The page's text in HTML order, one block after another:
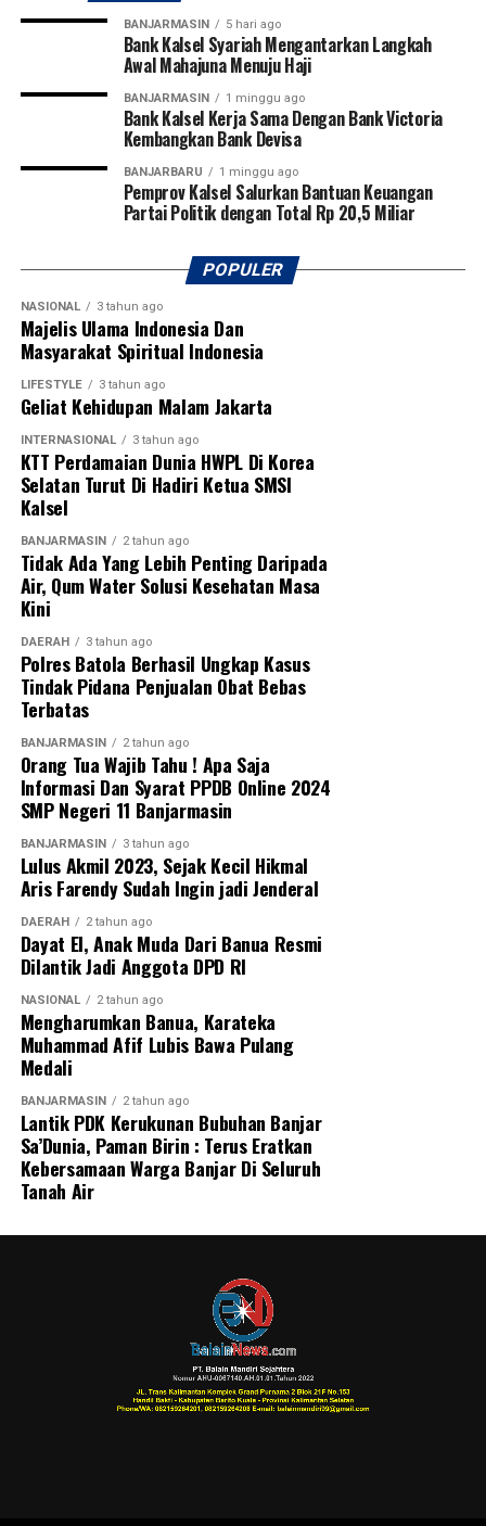
Pangdam juga berharap dari kompetisi perdana tersebut
akan lahir pemain-pemain potensial yang mampu
membawa nama harum Kalimantan Selatan dan
Kalimantan Tengah di tingkat nasional bahkan
internasional.
Pembukaan turnamen semakin meriah dengan laga
perdana yang mempertemukan tim Kabupaten Tapin
melawan Kabupaten Hulu Sungai Utara (HSU). Kegiatan
Kalimantan Selatan, KONI Kalimantan Selatan, serta
berbagai organisasi olahraga lainnya sebagai bentuk
komitmen bersama dalam memajukan sepak bola dan
melahirkan generasi atlet berprestasi di Banua.
[adv/adpim]
Post Views: 19
Sebarkan
Messenger 0 Twitter
BANJARMASIN 5 hari ago
Bank Kalsel Syariah Mengantarkan Langkah
Awal Mahajuna Menuju Haji
BANJARMASIN 1 minggu ago
Bank Kalsel Kerja Sama Dengan Bank Victoria
Kembangkan Bank Devisa
BANJARBARU 1 minggu ago
Pemprov Kalsel Salurkan Bantuan Keuangan
Partai Politik dengan Total Rp 20,5 Miliar
POPULER
NASIONAL 3 tahun ago
Majelis Ulama Indonesia Dan
Masyarakat Spiritual Indonesia
LIFESTYLE 3 tahun ago
Geliat Kehidupan Malam Jakarta
INTERNASIONAL 3 tahun ago
KTT Perdamaian Dunia HWPL Di Korea
Selatan Turut Di Hadiri Ketua SMSI
Kalsel
BANJARMASIN 2 tahun ago
Tidak Ada Yang Lebih Penting Daripada
Air, Qum Water Solusi Kesehatan Masa
Kini
DAERAH 3 tahun ago
Polres Batola Berhasil Ungkap Kasus
Tindak Pidana Penjualan Obat Bebas
Terbatas
BANJARMASIN 2 tahun ago
Orang Tua Wajib Tahu ! Apa Saja
Informasi Dan Syarat PPDB Online 2024
SMP Negeri 11 Banjarmasin
BANJARMASIN 3 tahun ago
Lulus Akmil 2023, Sejak Kecil Hikmal
Aris Farendy Sudah Ingin jadi Jenderal
DAERAH 2 tahun ago
Dayat El, Anak Muda Dari Banua Resmi
Dilantik Jadi Anggota DPD RI
NASIONAL 2 tahun ago
Mengharumkan Banua, Karateka
Muhammad Afif Lubis Bawa Pulang
Medali
BANJARMASIN 2 tahun ago
Lantik PDK Kerukunan Bubuhan Banjar
Sa’Dunia, Paman Birin : Terus Eratkan
Kebersamaan Warga Banjar Di Seluruh
Tanah Air